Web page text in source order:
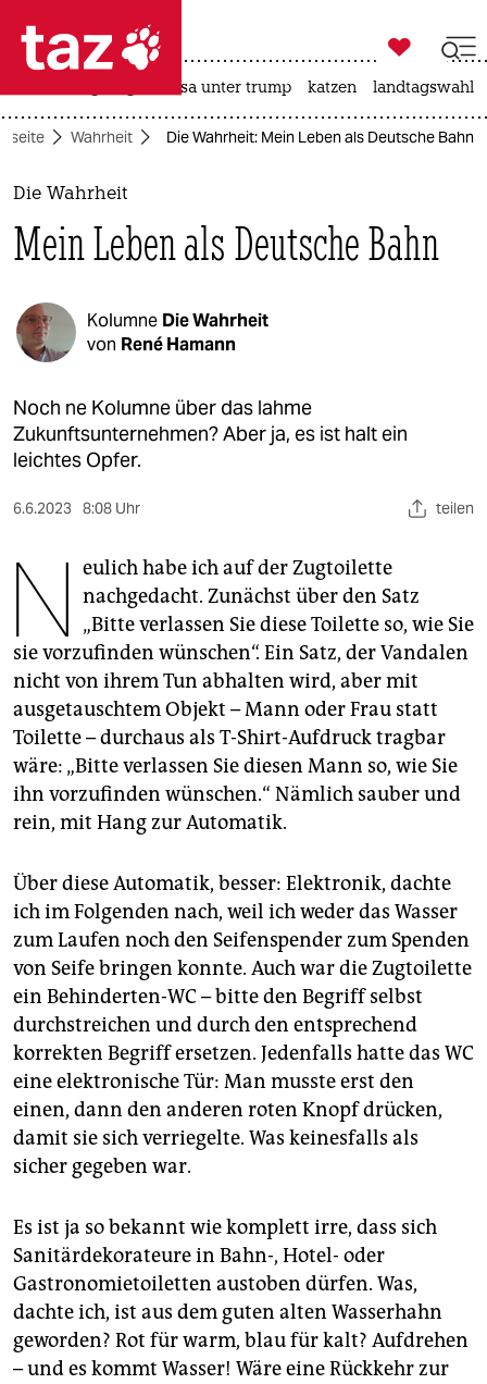
 taz zahl ich
taz zahl ich
themen
politik
öko
gesellschaft
kultur
sport
wahrheit
verlag
verlag
veranstaltungen
shop
fragen & hilfe
abo
genossenschaft
epaper login

taz zahl ich
usa unter trump katzen landtagswahl
Wahrheit Die Wahrheit: Mein Leben als Deutsche Bahn
Die Wahrheit
Mein Leben als Deutsche Bahn
Kolumne Die Wahrheit
von René Hamann
Noch ne Kolumne über das lahme
Zukunftsunternehmen? Aber ja, es ist halt ein
leichtes Opfer.
6.6.2023 8:08 Uhr teilen
N eulich habe ich auf der Zugtoilette
nachgedacht. Zunächst über den Satz
„Bitte verlassen Sie diese Toilette so, wie Sie
sie vorzufinden wünschen“. Ein Satz, der Vandalen
nicht von ihrem Tun abhalten wird, aber mit
ausgetauschtem Objekt – Mann oder Frau statt
Toilette – durchaus als T-Shirt-Aufdruck tragbar
wäre: „Bitte verlassen Sie diesen Mann so, wie Sie
ihn vorzufinden wünschen.“ Nämlich sauber und
rein, mit Hang zur Automatik.
Über diese Automatik, besser: Elektronik, dachte
ich im Folgenden nach, weil ich weder das Wasser
zum Laufen noch den Seifenspender zum Spenden
von Seife bringen konnte. Auch war die Zugtoilette
ein Behinderten-WC – bitte den Begriff selbst
durchstreichen und durch den entsprechend
korrekten Begriff ersetzen. Jedenfalls hatte das WC
eine elektronische Tür: Man musste erst den
einen, dann den anderen roten Knopf drücken,
damit sie sich verriegelte. Was keinesfalls als
sicher gegeben war.
Es ist ja so bekannt wie komplett irre, dass sich
Sanitärdekorateure in Bahn-, Hotel- oder
Gastronomietoiletten austoben dürfen. Was,
dachte ich, ist aus dem guten alten Wasserhahn
geworden? Rot für warm, blau für kalt? Aufdrehen
– und es kommt Wasser! Wäre eine Rückkehr zur